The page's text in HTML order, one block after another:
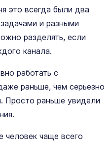
это всегда были два
и разными
разделять, если
канала.
работать с
раньше, чем серьезно
Просто раньше увидели
человек чаще всего